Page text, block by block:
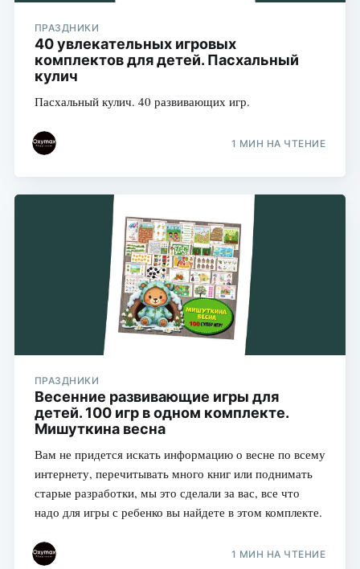
ПРАЗДНИКИ
40 увлекательных игровых
комплектов для детей. Пасхальный
кулич
Пасхальный кулич. 40 развивающих игр.
1 МИН НА ЧТЕНИЕ
ПРАЗДНИКИ
Весенние развивающие игры для
детей. 100 игр в одном комплекте.
Мишуткина весна
Вам не придется искать информацию о весне по всему
интернету, перечитывать много книг или поднимать
старые разработки, мы это сделали за вас, все что
надо для игры с ребенко вы найдете в этом комплекте.
1 МИН НА ЧТЕНИЕ